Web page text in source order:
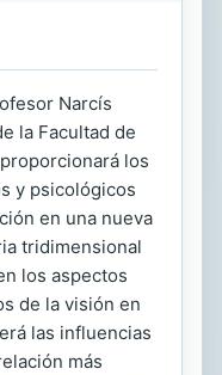
Narcís
la Facultad de
los
y psicológicos
en una nueva
tridimensional
los aspectos
de la visión en
las influencias
más